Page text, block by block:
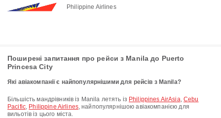
Philippine Airlines
Поширені запитання про рейси з Manila до Puerto
Princesa City
Які авіакомпанії є найпопулярнішими для рейсів з Manila?
Більшість мандрівників із Manila летять із Philippines AirAsia, Cebu
Pacific, Philippine Airlines, найпопулярнішою авіакомпанією для
вильотів із цього міста.